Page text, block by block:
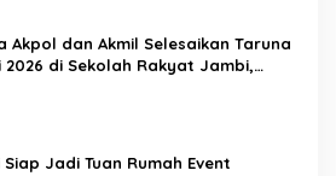
Akpol dan Akmil Selesaikan Taruna
2026 di Sekolah Rakyat Jambi,
Jadi Tuan Rumah Event